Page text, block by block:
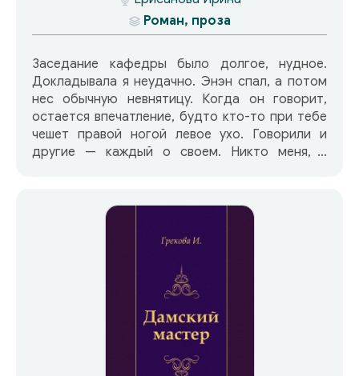
Роман, проза
Заседание кафедры было долгое, нудное.
Докладывала я неудачно. Энэн спал, а потом
нес обычную невнятицу. Когда он говорит,
остается впечатление, будто кто-то при тебе
чешет правой ногой левое ухо. Говорили и
другие — каждый о своем. Никто меня, в
попросту изжил себя.